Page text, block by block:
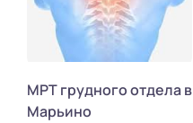
МРТ грудного отдела в
Марьино